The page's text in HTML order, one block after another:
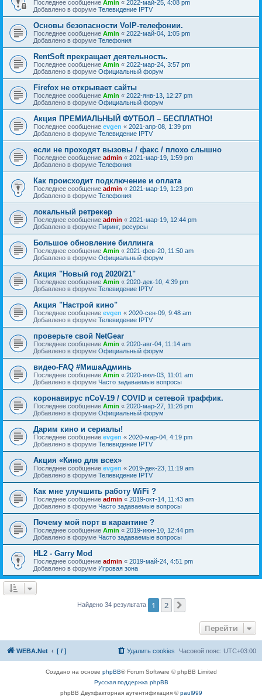
Последнее сообщение Amin « 2022-май-25, 4:08 pm
Добавлено в форуме Телевидение IPTV
Основы безопасности VoIP-телефонии.
Последнее сообщение Amin « 2022-май-04, 1:05 pm
Добавлено в форуме Телефония
RentSoft прекращает деятельность.
Последнее сообщение Amin « 2022-мар-24, 3:57 pm
Добавлено в форуме Официальный форум
Firefox не открывает сайты
Последнее сообщение Amin « 2022-янв-13, 12:27 pm
Добавлено в форуме Официальный форум
Акция ПРЕМИАЛЬНЫЙ ФУТБОЛ – БЕСПЛАТНО!
Последнее сообщение evgen « 2021-апр-08, 1:39 pm
Добавлено в форуме Телевидение IPTV
если не проходят вызовы / факс / плохо слышно
Последнее сообщение admin « 2021-мар-19, 1:59 pm
Добавлено в форуме Телефония
Как происходит подключение и оплата
Последнее сообщение admin « 2021-мар-19, 1:23 pm
Добавлено в форуме Телефония
локальный ретрекер
Последнее сообщение admin « 2021-мар-19, 12:44 pm
Добавлено в форуме Пиринг, ресурсы
Большое обновление биллинга
Последнее сообщение Amin « 2021-фев-20, 11:50 am
Добавлено в форуме Официальный форум
Акция "Новый год 2020/21"
Последнее сообщение Amin « 2020-дек-10, 4:39 pm
Добавлено в форуме Телевидение IPTV
Акция "Настрой кино"
Последнее сообщение evgen « 2020-сен-09, 9:48 am
Добавлено в форуме Телевидение IPTV
проверьте свой NetGear
Последнее сообщение Amin « 2020-авг-04, 11:14 am
Добавлено в форуме Официальный форум
видео-FAQ #МишаАдминь
Последнее сообщение Amin « 2020-июл-03, 11:01 am
Добавлено в форуме Часто задаваемые вопросы
коронавирус nCoV-19 / COVID и сетевой траффик.
Последнее сообщение Amin « 2020-мар-27, 11:26 pm
Добавлено в форуме Официальный форум
Дарим кино и сериалы!
Последнее сообщение evgen « 2020-мар-04, 4:19 pm
Добавлено в форуме Телевидение IPTV
Акция «Кино для всех»
Последнее сообщение evgen « 2019-дек-23, 11:19 am
Добавлено в форуме Телевидение IPTV
Как мне улучшить работу WiFi ?
Последнее сообщение admin « 2019-окт-14, 11:43 am
Добавлено в форуме Часто задаваемые вопросы
Почему мой порт в карантине ?
Последнее сообщение Amin « 2019-июн-10, 12:44 pm
Добавлено в форуме Часто задаваемые вопросы
HL2 - Garry Mod
Последнее сообщение admin « 2019-май-24, 4:51 pm
Добавлено в форуме Игровая зона
Найдено 34 результата 1 2
Перейти
WEBA.Net [ / ] Часовой пояс: UTC+03:00
Удалить cookies
Создано на основе phpBB® Forum Software © phpBB Limited
Русская поддержка phpBB
phpBB Двухфакторная аутентификация ©paul999